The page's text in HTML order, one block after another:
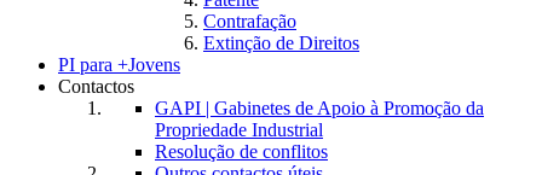
Contrafação
Extinção de Direitos
PI para +Jovens
Contactos
GAPI | Gabinetes de Apoio à Promoção da
Propriedade Industrial
Resolução de conflitos